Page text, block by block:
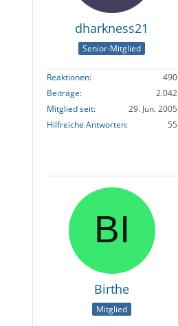
dharkness21
Senior-Mitglied
Reaktionen
490
Beiträge
2.042
Mitglied seit
29. Jun. 2005
Hilfreiche Antworten
55
Birthe
Mitglied